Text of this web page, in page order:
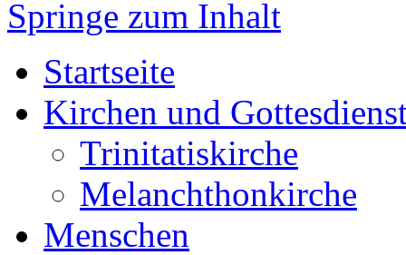
Springe zum Inhalt
Startseite
Kirchen und
Trinitatiskirche
Melanchthonkirche
Menschen